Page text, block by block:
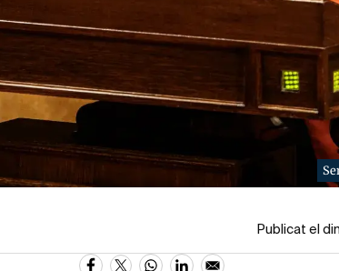
Publicat el